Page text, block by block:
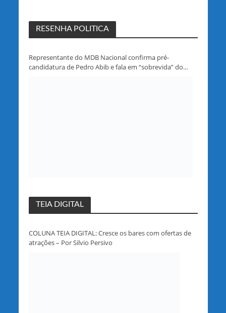
RESENHA POLITICA
Representante do MDB Nacional confirma pré-
candidatura de Pedro Abib e fala em “sobrevida” do
TEIA DIGITAL
COLUNA TEIA DIGITAL: Cresce os bares com ofertas de
atrações – Por Silvio Persivo